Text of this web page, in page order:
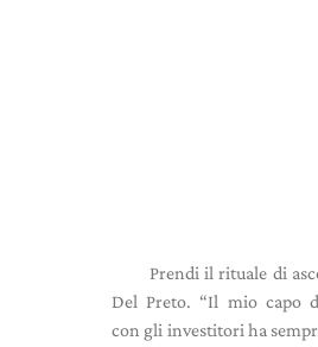
Prendi il rituale di
Del Preto. “Il mio capo
con gli investitori ha